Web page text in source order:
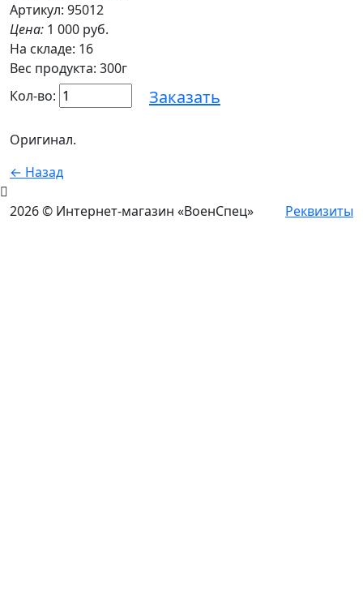
Артикул: 95012
Цена: 1 000 руб.
На складе: 16
Вес продукта: 300г
Кол-во:
Заказать
Оригинал.
← Назад
2026 © Интернет-магазин «ВоенСпец» Реквизиты